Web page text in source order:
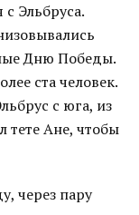
Эльбруса.
Дню Победы.
ста человек.
с юга, из
тете Ане, чтобы
через пару